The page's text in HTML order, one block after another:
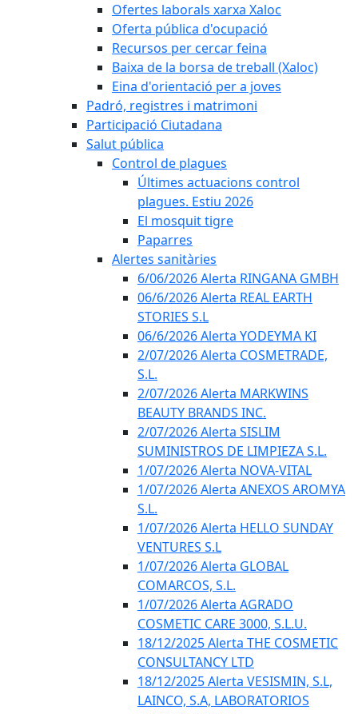
Ofertes laborals xarxa Xaloc
Oferta pública d'ocupació
Recursos per cercar feina
Baixa de la borsa de treball (Xaloc)
Eina d'orientació per a joves
Padró, registres i matrimoni
Participació Ciutadana
Salut pública
Control de plagues
Últimes actuacions control
plagues. Estiu 2026
El mosquit tigre
Paparres
Alertes sanitàries
6/06/2026 Alerta RINGANA GMBH
06/6/2026 Alerta REAL EARTH
STORIES S.L
06/6/2026 Alerta YODEYMA KI
2/07/2026 Alerta COSMETRADE,
S.L.
2/07/2026 Alerta MARKWINS
BEAUTY BRANDS INC.
2/07/2026 Alerta SISLIM
SUMINISTROS DE LIMPIEZA S.L.
1/07/2026 Alerta NOVA-VITAL
1/07/2026 Alerta ANEXOS AROMYA
S.L.
1/07/2026 Alerta HELLO SUNDAY
VENTURES S.L
1/07/2026 Alerta GLOBAL
COMARCOS, S.L.
1/07/2026 Alerta AGRADO
COSMETIC CARE 3000, S.L.U.
18/12/2025 Alerta THE COSMETIC
CONSULTANCY LTD
18/12/2025 Alerta VESISMIN, S.L,
LAINCO, S.A, LABORATORIOS